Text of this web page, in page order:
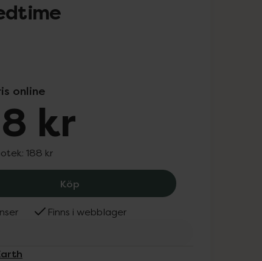
online
kr
188 kr
Köp Great Earth Bedtime, 188 kr.
Finns i webblager